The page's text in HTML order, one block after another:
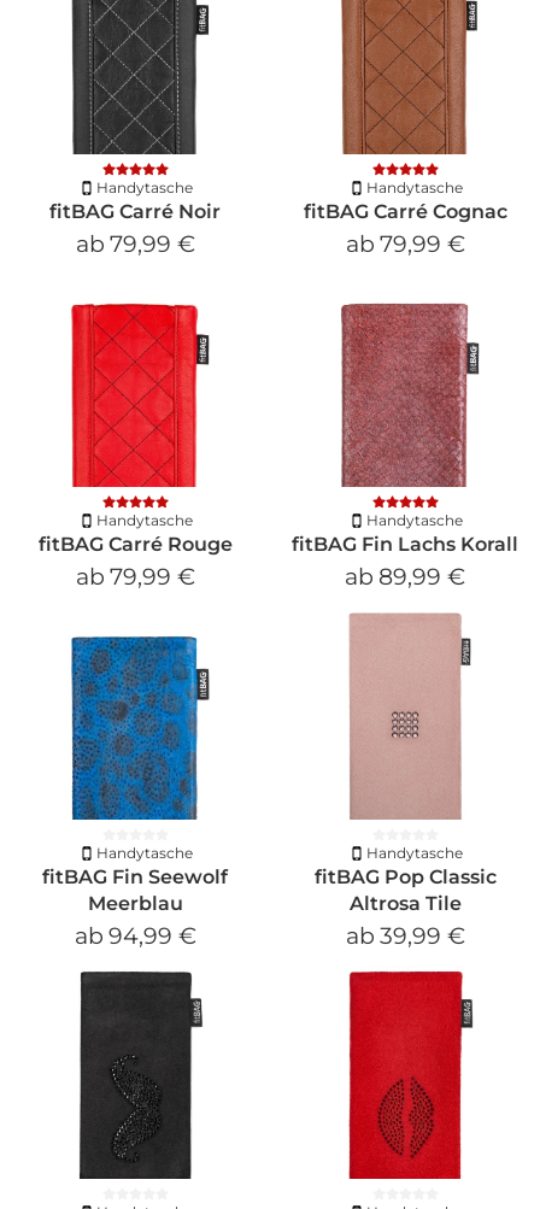
Handytasche
fitBAG Carré Noir
ab 79,99 €
Handytasche
fitBAG Carré Cognac
ab 79,99 €
Handytasche
fitBAG Carré Rouge
ab 79,99 €
Handytasche
fitBAG Fin Lachs Korall
ab 89,99 €
Handytasche
fitBAG Fin Seewolf
Meerblau
ab 94,99 €
Handytasche
fitBAG Pop Classic
Altrosa Tile
ab 39,99 €